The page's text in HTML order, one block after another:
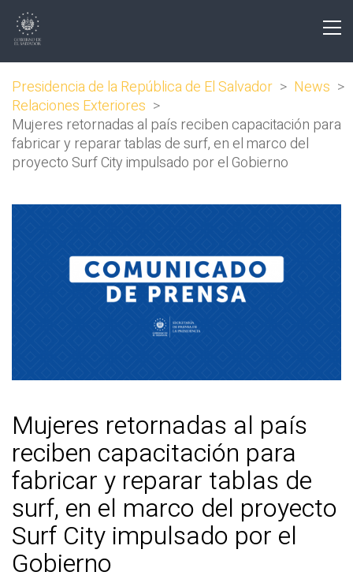
Presidencia de la República de El Salvador > News >
Relaciones Exteriores >
Mujeres retornadas al país reciben capacitación para
fabricar y reparar tablas de surf, en el marco del
proyecto Surf City impulsado por el Gobierno
Mujeres retornadas al país
reciben capacitación para
fabricar y reparar tablas de
surf, en el marco del proyecto
Surf City impulsado por el
Gobierno